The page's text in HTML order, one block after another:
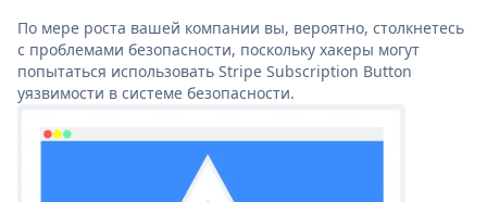
По мере роста вашей компании вы, вероятно, столкнетесь
с проблемами безопасности, поскольку хакеры могут
попытаться использовать Stripe Subscription Button
уязвимости в системе безопасности.